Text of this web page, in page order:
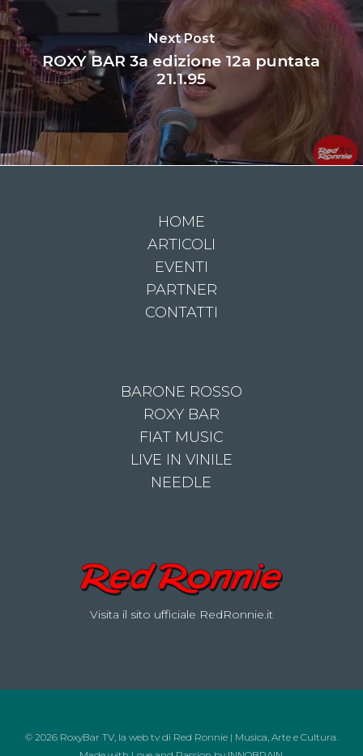
Next Post
ROXY BAR 3a edizione 12a puntata
21.1.95
HOME
ARTICOLI
EVENTI
PARTNER
CONTATTI
BARONE ROSSO
ROXY BAR
FIAT MUSIC
LIVE IN VINILE
NEEDLE
Visita il sito ufficiale RedRonnie.it
© 2026 RoxyBar TV, la web tv di Red Ronnie | Musica, Arte e Cultura.